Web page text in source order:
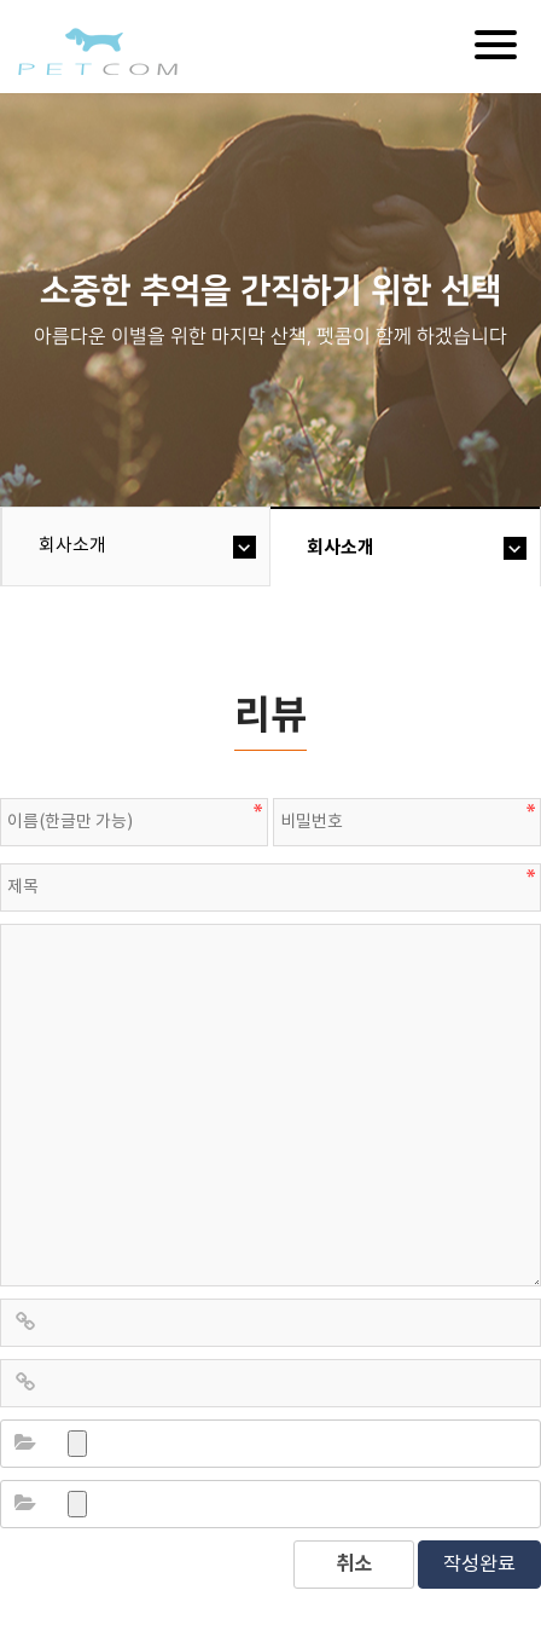
소중한 추억을 간직하기 위한 선택
아름다운 이별을 위한 마지막 산책, 펫콤이 함께 하겠습니다
회사소개 회사소개
리뷰
취소 작성완료